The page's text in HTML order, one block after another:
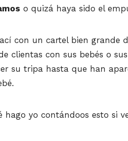
o quizá haya sido el
con un cartel bien grande
clientas con sus bebés o
su tripa hasta que han
hago yo contándoos esto si